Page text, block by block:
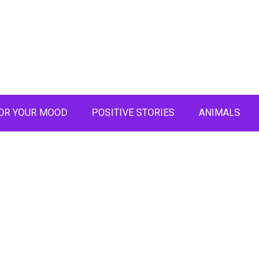
YOUR MOOD POSITIVE STORIES ANIMALS